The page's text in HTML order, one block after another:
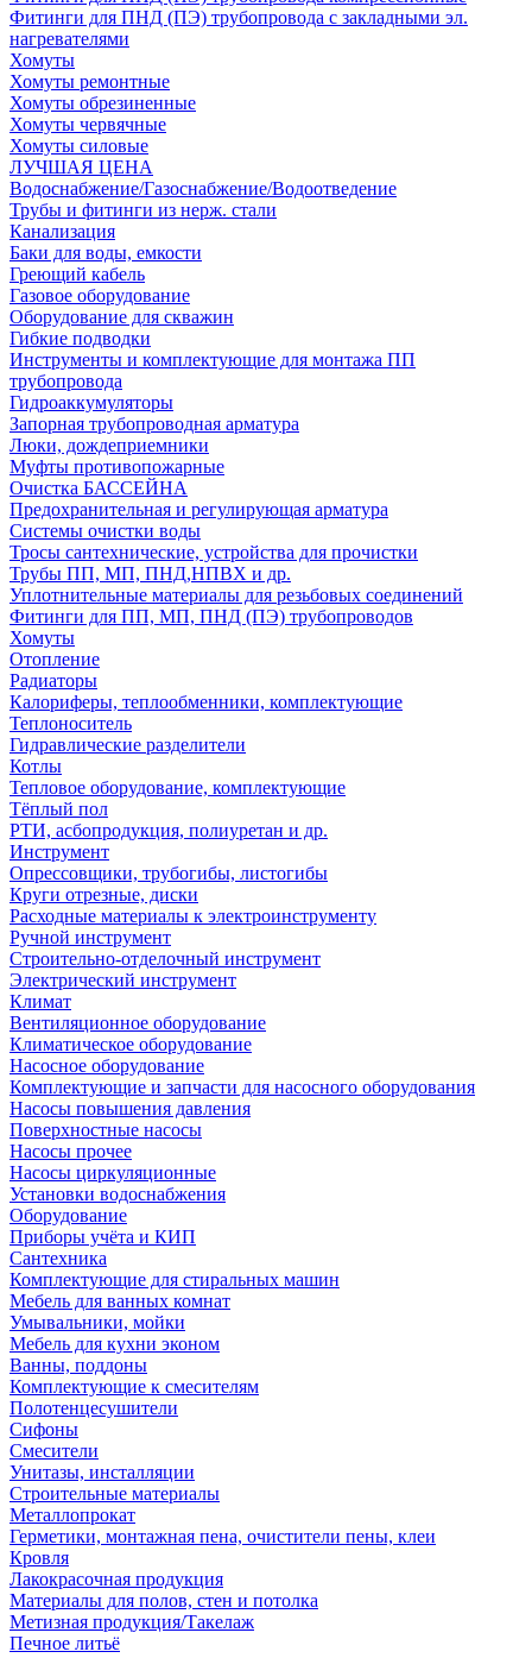
Фитинги для ПНД (ПЭ) трубопровода с закладными эл.
нагревателями
Хомуты
Хомуты ремонтные
Хомуты обрезиненные
Хомуты червячные
Хомуты силовые
ЛУЧШАЯ ЦЕНА
Водоснабжение/Газоснабжение/Водоотведение
Трубы и фитинги из нерж. стали
Канализация
Баки для воды, емкости
Греющий кабель
Газовое оборудование
Оборудование для скважин
Гибкие подводки
Инструменты и комплектующие для монтажа ПП
трубопровода
Гидроаккумуляторы
Запорная трубопроводная арматура
Люки, дождеприемники
Муфты противопожарные
Очистка БАССЕЙНА
Предохранительная и регулирующая арматура
Системы очистки воды
Тросы сантехнические, устройства для прочистки
Трубы ПП, МП, ПНД,НПВХ и др.
Уплотнительные материалы для резьбовых соединений
Фитинги для ПП, МП, ПНД (ПЭ) трубопроводов
Хомуты
Отопление
Радиаторы
Калориферы, теплообменники, комплектующие
Теплоноситель
Гидравлические разделители
Котлы
Тепловое оборудование, комплектующие
Тёплый пол
РТИ, асбопродукция, полиуретан и др.
Инструмент
Опрессовщики, трубогибы, листогибы
Круги отрезные, диски
Расходные материалы к электроинструменту
Ручной инструмент
Строительно-отделочный инструмент
Электрический инструмент
Климат
Вентиляционное оборудование
Климатическое оборудование
Насосное оборудование
Комплектующие и запчасти для насосного оборудования
Насосы повышения давления
Поверхностные насосы
Насосы прочее
Насосы циркуляционные
Установки водоснабжения
Оборудование
Приборы учёта и КИП
Сантехника
Комплектующие для стиральных машин
Мебель для ванных комнат
Умывальники, мойки
Мебель для кухни эконом
Ванны, поддоны
Комплектующие к смесителям
Полотенцесушители
Сифоны
Смесители
Унитазы, инсталляции
Строительные материалы
Металлопрокат
Герметики, монтажная пена, очистители пены, клеи
Кровля
Лакокрасочная продукция
Материалы для полов, стен и потолка
Метизная продукция/Такелаж
Печное литьё